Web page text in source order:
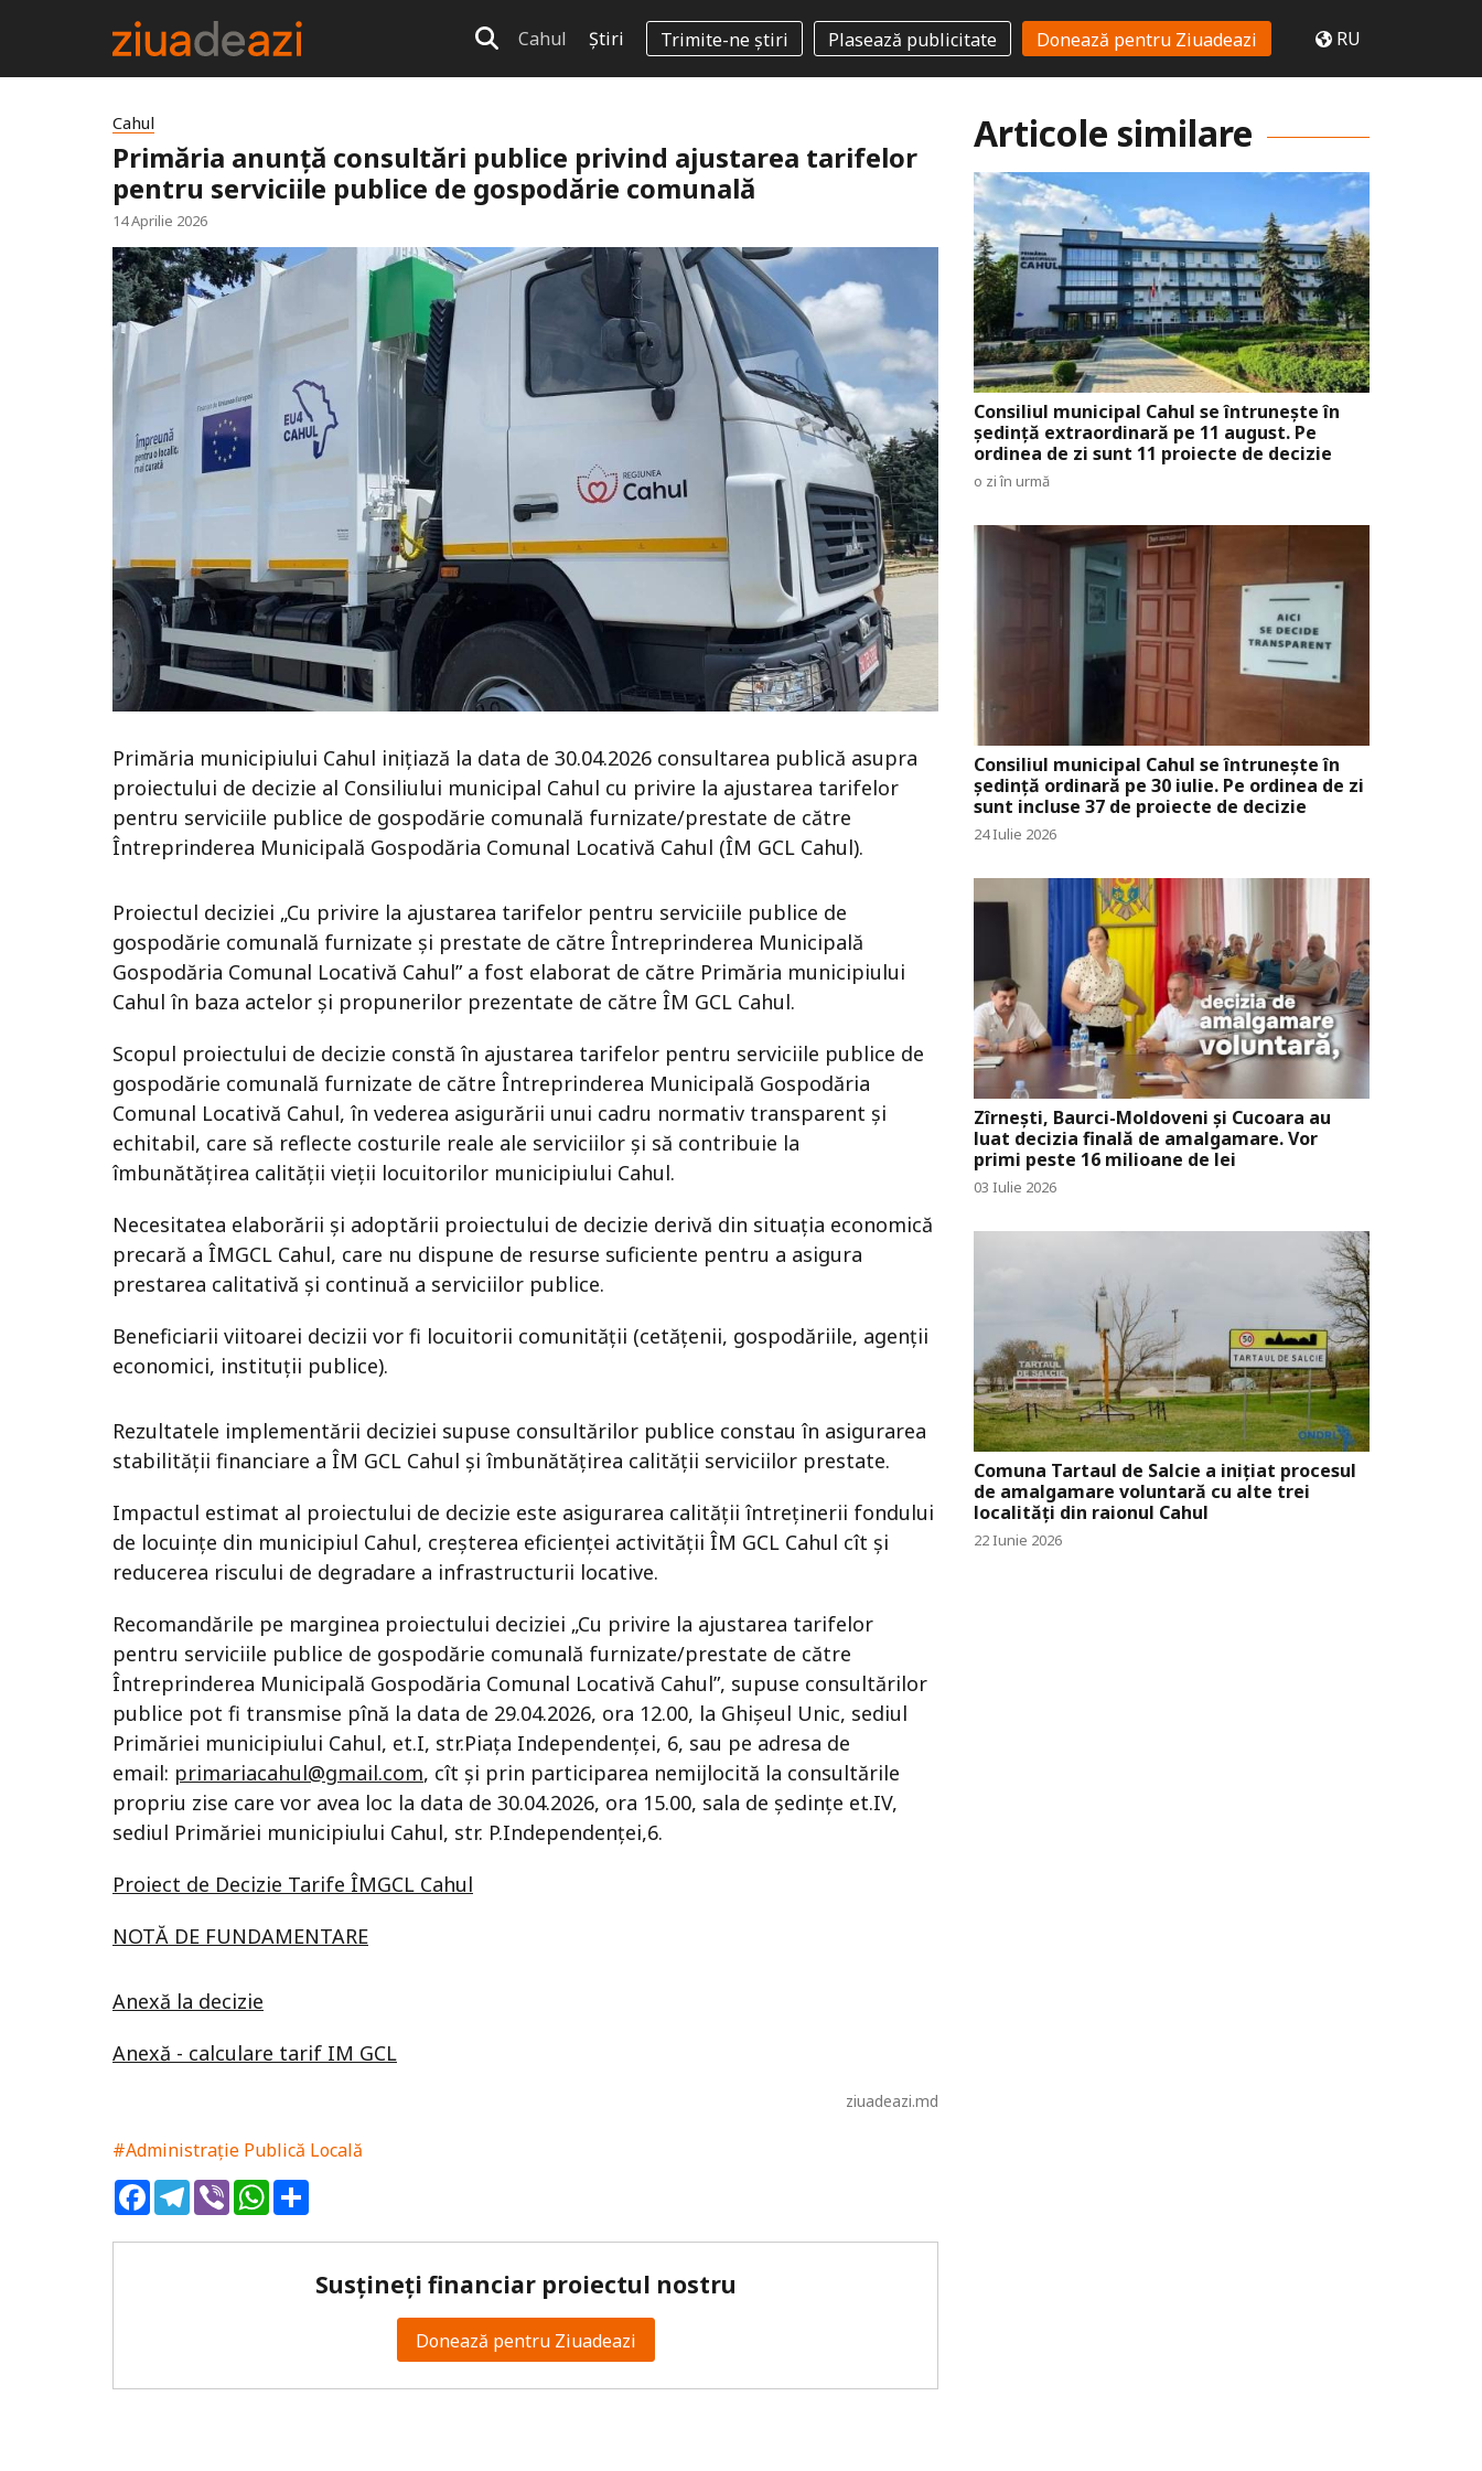
Cahul Știri Trimite-ne știri Plasează publicitate Donează pentru Ziuadeazi RU
Cahul
Primăria anunță consultări publice privind ajustarea tarifelor
pentru serviciile publice de gospodărie comunală
14 Aprilie 2026
Primăria municipiului Cahul inițiază la data de 30.04.2026 consultarea publică asupra
proiectului de decizie al Consiliului municipal Cahul cu privire la ajustarea tarifelor
pentru serviciile publice de gospodărie comunală furnizate/prestate de către
Întreprinderea Municipală Gospodăria Comunal Locativă Cahul (ÎM GCL Cahul).
Proiectul deciziei „Cu privire la ajustarea tarifelor pentru serviciile publice de
gospodărie comunală furnizate și prestate de către Întreprinderea Municipală
Gospodăria Comunal Locativă Cahul” a fost elaborat de către Primăria municipiului
Cahul în baza actelor și propunerilor prezentate de către ÎM GCL Cahul.
Scopul proiectului de decizie constă în ajustarea tarifelor pentru serviciile publice de
gospodărie comunală furnizate de către Întreprinderea Municipală Gospodăria
Comunal Locativă Cahul, în vederea asigurării unui cadru normativ transparent și
echitabil, care să reflecte costurile reale ale serviciilor și să contribuie la
îmbunătățirea calității vieții locuitorilor municipiului Cahul.
Necesitatea elaborării și adoptării proiectului de decizie derivă din situația economică
precară a ÎMGCL Cahul, care nu dispune de resurse suficiente pentru a asigura
prestarea calitativă și continuă a serviciilor publice.
Beneficiarii viitoarei decizii vor fi locuitorii comunității (cetățenii, gospodăriile, agenții
economici, instituții publice).
Rezultatele implementării deciziei supuse consultărilor publice constau în asigurarea
stabilității financiare a ÎM GCL Cahul și îmbunătățirea calității serviciilor prestate.
Impactul estimat al proiectului de decizie este asigurarea calității întreținerii fondului
de locuințe din municipiul Cahul, creșterea eficienței activității ÎM GCL Cahul cît și
reducerea riscului de degradare a infrastructurii locative.
Recomandările pe marginea proiectului deciziei „Cu privire la ajustarea tarifelor
pentru serviciile publice de gospodărie comunală furnizate/prestate de către
Întreprinderea Municipală Gospodăria Comunal Locativă Cahul”, supuse consultărilor
publice pot fi transmise pînă la data de 29.04.2026, ora 12.00, la Ghișeul Unic, sediul
Primăriei municipiului Cahul, et.I, str.Piața Independenței, 6, sau pe adresa de
email: primariacahul@gmail.com, cît și prin participarea nemijlocită la consultările
propriu zise care vor avea loc la data de 30.04.2026, ora 15.00, sala de ședințe et.IV,
sediul Primăriei municipiului Cahul, str. P.Independenței,6.
Proiect de Decizie Tarife ÎMGCL Cahul
NOTĂ DE FUNDAMENTARE
Anexă la decizie
Anexă - calculare tarif IM GCL
ziuadeazi.md
#Administrație Publică Locală
FacebookTelegram
ViberWhatsApp
Susțineți financiar proiectul nostru
Donează pentru Ziuadeazi
Articole similare
Consiliul municipal Cahul se întrunește în
ședință extraordinară pe 11 august. Pe
ordinea de zi sunt 11 proiecte de decizie
o zi în urmă
Consiliul municipal Cahul se întrunește în
ședință ordinară pe 30 iulie. Pe ordinea de zi
sunt incluse 37 de proiecte de decizie
24 Iulie 2026
Zîrnești, Baurci-Moldoveni și Cucoara au
luat decizia finală de amalgamare. Vor
primi peste 16 milioane de lei
03 Iulie 2026
Comuna Tartaul de Salcie a inițiat procesul
de amalgamare voluntară cu alte trei
localități din raionul Cahul
22 Iunie 2026